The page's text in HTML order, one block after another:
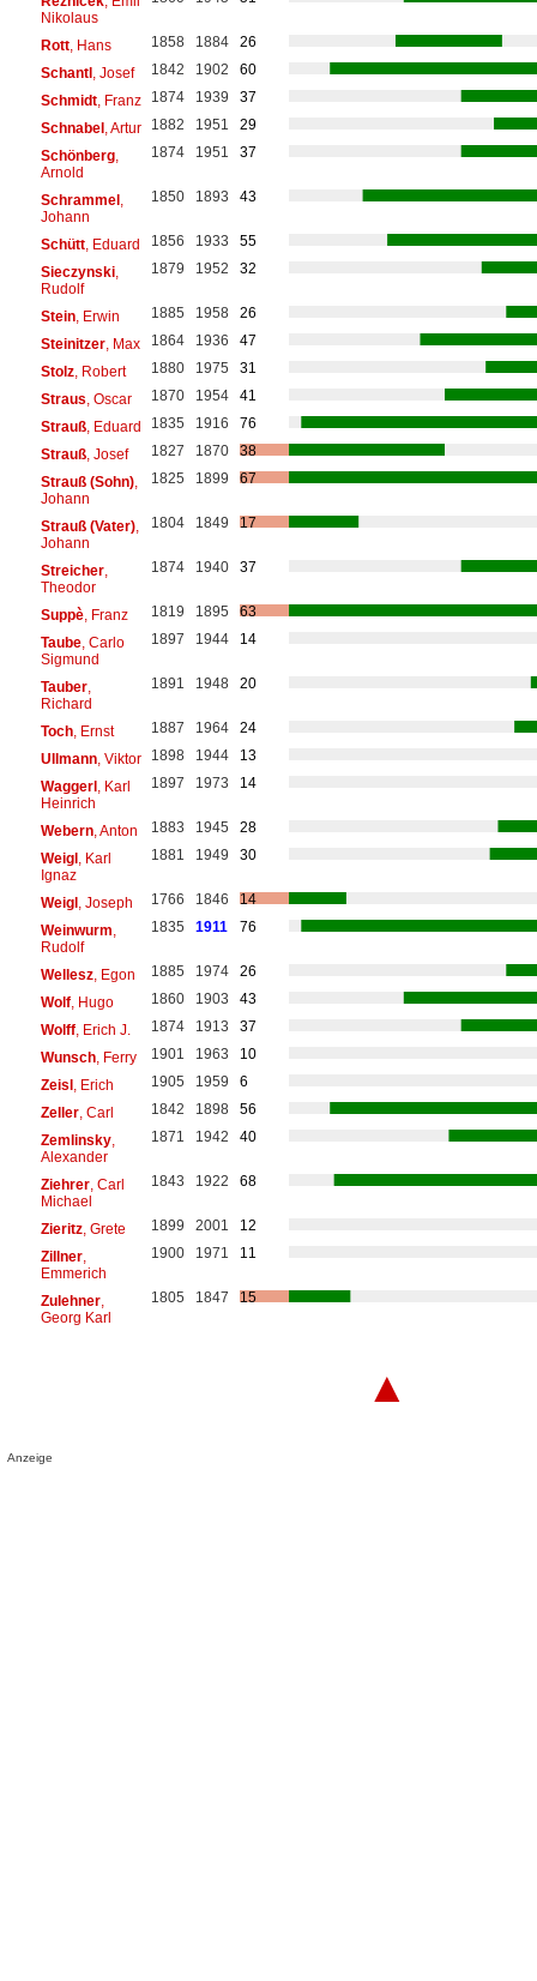
Nikolaus
Rott, Hans 1858 1884
26
Schantl, Josef 1842 1902
60
Schmidt, Franz 1874 1939
37
Schnabel, Artur 1882 1951
29
Schönberg,
Arnold
1874 1951 37
Schrammel,
Johann
1850 1893 43
Schütt, Eduard 1856 1933
55
Sieczynski,
Rudolf
1879 1952 32
Stein, Erwin 1885 1958
26
Steinitzer, Max 1864 1936
47
Stolz, Robert 1880 1975
31
Straus , Oscar 1870 1954
41
Strauß, Eduard 1835 1916
76
Strauß, Josef 1827 1870
38
Strauß (Sohn),
Johann
1825 1899 67
Strauß (Vater),
Johann
1804 1849 17
Streicher,
Theodor
1874 1940 37
Suppè, Franz 1819 1895
63
Taube, Carlo
Sigmund
1897 1944 14
Tauber,
Richard
1891 1948 20
Toch, Ernst 1887 1964
24
Ullmann, Viktor 1898 1944
13
Waggerl, Karl
Heinrich
1897 1973 14
Webern, Anton 1883 1945
28
Weigl, Karl
Ignaz
1881 1949 30
Weigl, Joseph 1766 1846
14
Weinwurm
Rudolf
1835 1911 76
Wellesz, Egon 1885 1974
26
Wolf, Hugo 1860 1903
43
Wolff, Erich J. 1874 1913
37
Wunsch, Ferry 1901 1963
10
Zeisl, Erich 1905 1959
6
Zeller, Carl 1842 1898
56
Zemlinsky,
Alexander
1871 1942 40
Ziehrer, Carl
Michael
1843 1922 68
Zieritz, Grete 1899 2001
12
Zillner,
Emmerich
1900 1971 11
Zulehner,
Georg Karl
1805 1847 15
▲
Anzeige